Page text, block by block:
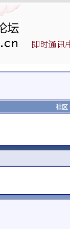
社区